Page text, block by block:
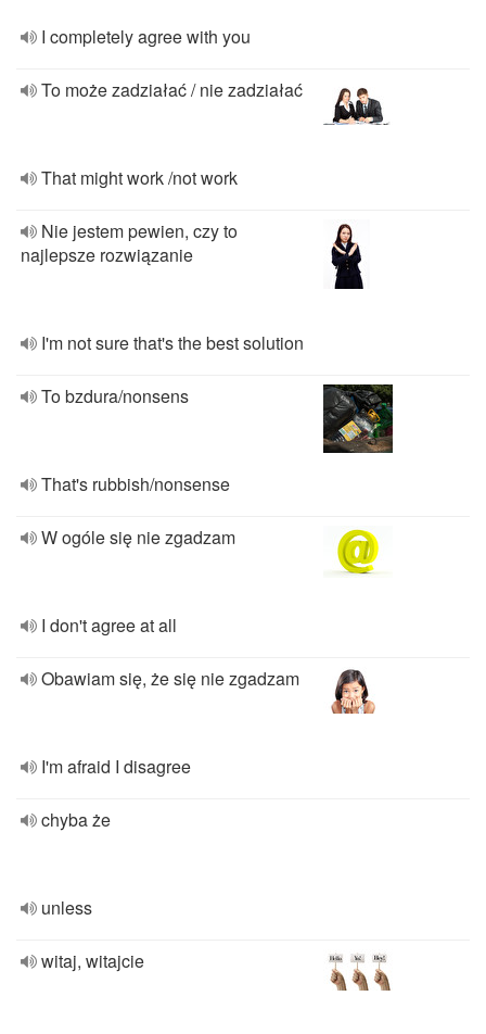
I completely agree with you
To może zadziałać / nie zadziałać
That might work /not work
Nie jestem pewien, czy to
najlepsze rozwiązanie
I'm not sure that's the best solution
To bzdura/nonsens
That's rubbish/nonsense
W ogóle się nie zgadzam
I don't agree at all
Obawiam się, że się nie zgadzam
I'm afraid I disagree
chyba że
unless
witaj, witajcie